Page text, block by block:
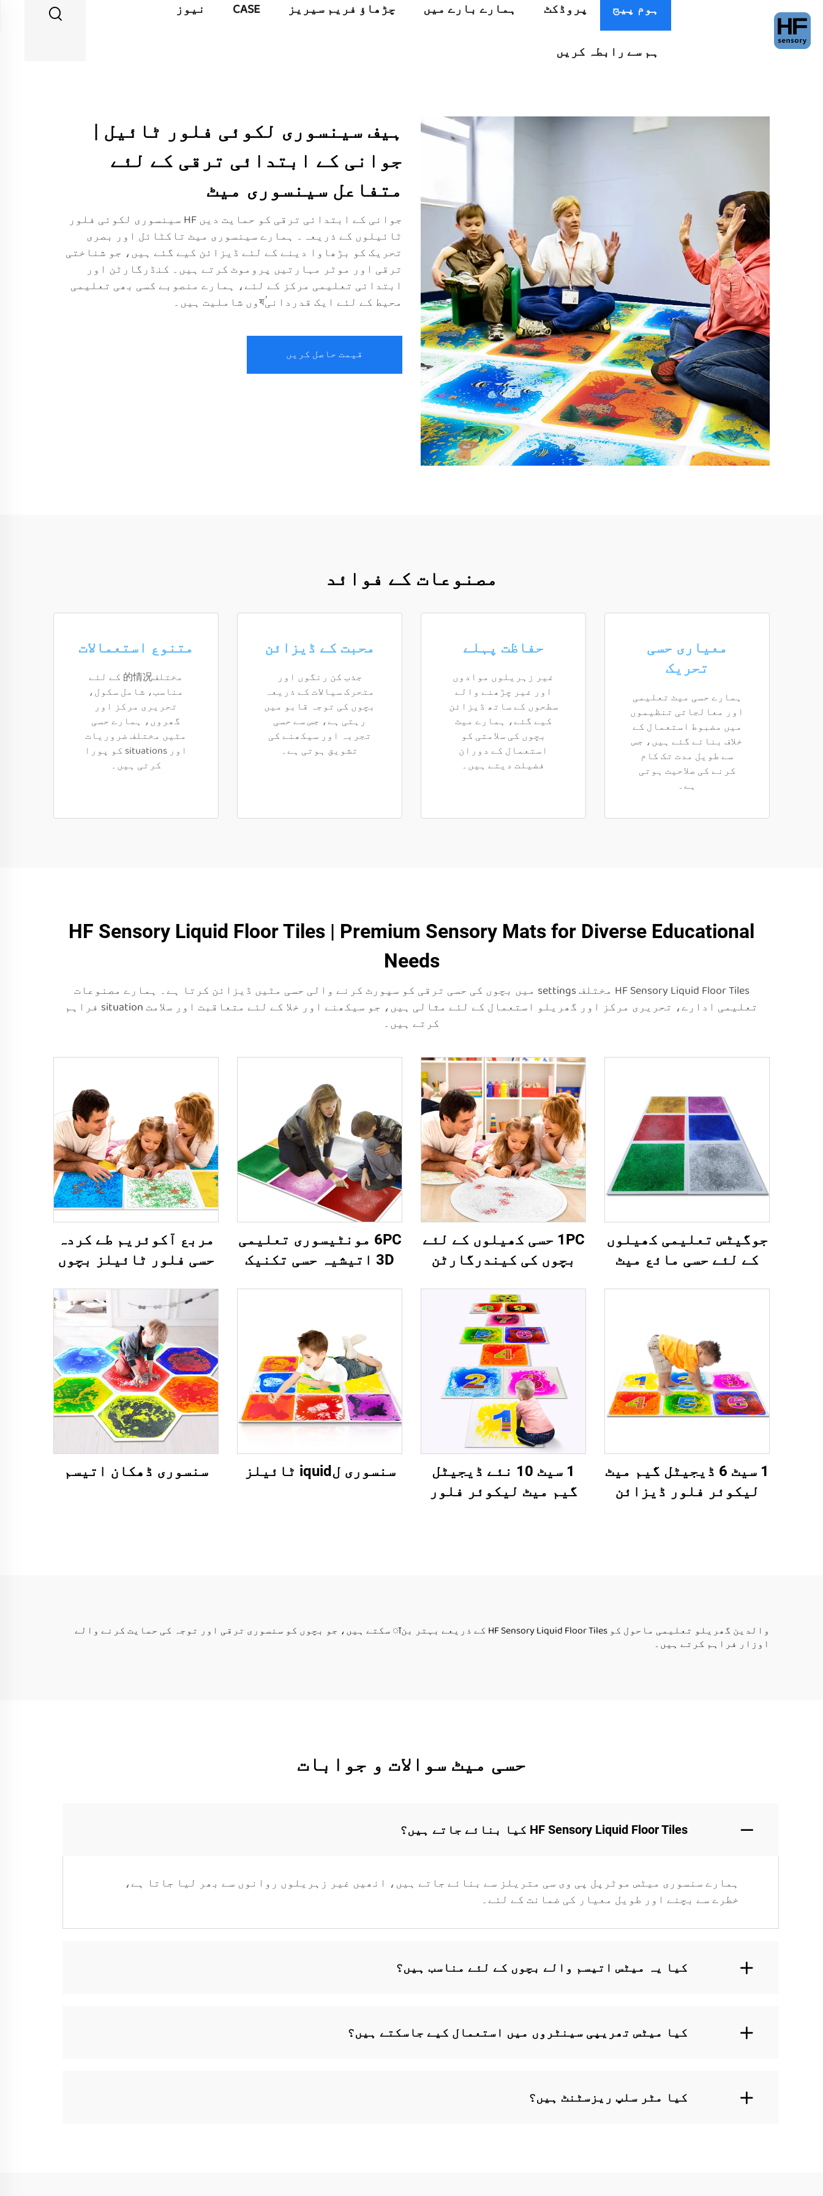
ہوم پیج پروڈکٹ ہمارے بارے میں چڑھاؤ فریم سیریز CASE نیوز
ہم سے رابطہ کریں
ہیف سینسوری لکوئی فلور ٹائیل |
جوانی کے ابتدائی ترقی کے لئے
متفاعل سینسوری میٹ
جوانی کے ابتدائی ترقی کو حمایت دیں HF سینسوری لکوئی فلور
ٹائیلوں کے ذریعہ۔ ہمارے سینسوری میٹ تاکٹائل اور بصری
تحریک کو بڑھاوا دینے کے لئے ڈیزائن کیے گئے ہیں، جو شناختی
ترقی اور موٹر مہارتیں پروموٹ کرتے ہیں۔ کنڈرگارٹن اور
ابتدائی تعلیمی مرکز کے لئے، ہمارے منصوبے کسی بھی تعلیمی
محیط کے لئے ایک قدردانیযُوں شاملیت ہیں۔
قیمت حاصل کریں
مصنوعات کے فوائد
معیاری حسی
تحریک
ہمارے حسی میٹ تعلیمی
اور معالجاتی تنظیموں
میں مضبوط استعمال کے
خلاف بنائے گئے ہیں، جس
سے طویل مدت تک کام
کرنے کی صلاحیت ہوتی
ہے۔
حفاظت پہلے
غیر زہریلوں موادوں
اور غیر چڑھنے والے
سطحوں کے ساتھ ڈیزائن
کیے گئے، ہمارے میٹ
بچوں کی سلامتی کو
استعمال کے دوران
فضیلت دیتے ہیں۔
محبت کے ڈیزائن
جذب کن رنگوں اور
متحرک سیالات کے ذریعہ
بچوں کی توجہ قابو میں
رہتی ہے، جس سے حسی
تجربہ اور سیکھنے کی
تشویق ہوتی ہے۔
متنوع استعمالات
مختلف的情况 کے لئے
مناسب، شامل سکول،
تحریری مرکز اور
گھروں، ہمارے حسی
مٹیں مختلف ضروریات
اور situations کو پورا
کرتی ہیں۔
HF Sensory Liquid Floor Tiles | Premium Sensory Mats for Diverse Educational
Needs
HF Sensory Liquid Floor Tiles مختلف settings میں بچوں کی حسی ترقی کو سپورٹ کرنے والی حسی مٹیں ڈیزائن کرتا ہے۔ ہمارے مصنوعات
تعلیمی ادارے، تحریری مرکز اور گھریلو استعمال کے لئے مثالی ہیں، جو سیکھنے اور خلا کے لئے متعاقبت اور سلامت situation فراہم
کرتے ہیں۔
جوگیٹس تعلیمی کھیلوں
کے لئے حسی مائع میٹ
1PC حسی کھیلوں کے لئے
بچوں کی کیندرگارٹن
ٹائیلز حسی مائع فلور
بچوں کے لئے ٹوڈلر گیل
میٹ بچوں کے لئے
6PC مونٹیسوری تعلیمی
3D اتیشیہ حسی تکنیک
بچوں کے لئے
مربع آکوئریم طے کردہ
حسی فلور ٹائیلز بچوں
مناسب ہیں، پازل ٹیوب
بچوں کے لئے، چھوڑنے
والی ٹیوب
1 سیٹ 6 ڈیجیٹل گیم میٹ
لیکوئر فلور ڈیزائن
1 سیٹ 10 نئے ڈیجیٹل
گیم میٹ لیکوئر فلور
سنسوری لiquid ٹائیلز سنسوری ڈھکان اتیسم
والدین گھریلو تعلیمی ماحول کو HF Sensory Liquid Floor Tiles کے ذریعے بہتر بنा سکتے ہیں، جو بچوں کو سنسوری ترقی اور توجہ کی حمایت کرنے والے
اوزار فراہم کرتے ہیں۔
حسی میٹ سوالات و جوابات
HF Sensory Liquid Floor Tiles کیا بنائے جاتے ہیں؟
ہمارے سنسوری میٹس موٹرپل پی وی سی متریلز سے بنائے جاتے ہیں، انھیں غیر زہریلوں روانوں سے بھر لیا جاتا ہے،
خطرے سے بچنے اور طویل معیار کی ضمانت کے لئے۔
کیا یہ میٹس اتیسم والے بچوں کے لئے مناسب ہیں؟
کیا میٹس تھریپی سینٹروں میں استعمال کیے جاسکتے ہیں؟
کیا مٹر سلپ ریزسٹنٹ ہیں؟